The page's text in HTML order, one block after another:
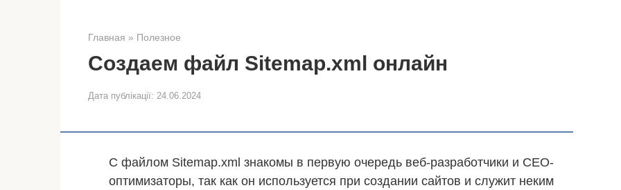
Главная » Полезное
Создаем файл Sitemap.xml онлайн
Дата публікації: 24.06.2024
С файлом Sitemap.xml знакомы в первую очередь веб-разработчики и СЕО-
оптимизаторы, так как он используется при создании сайтов и служит неким